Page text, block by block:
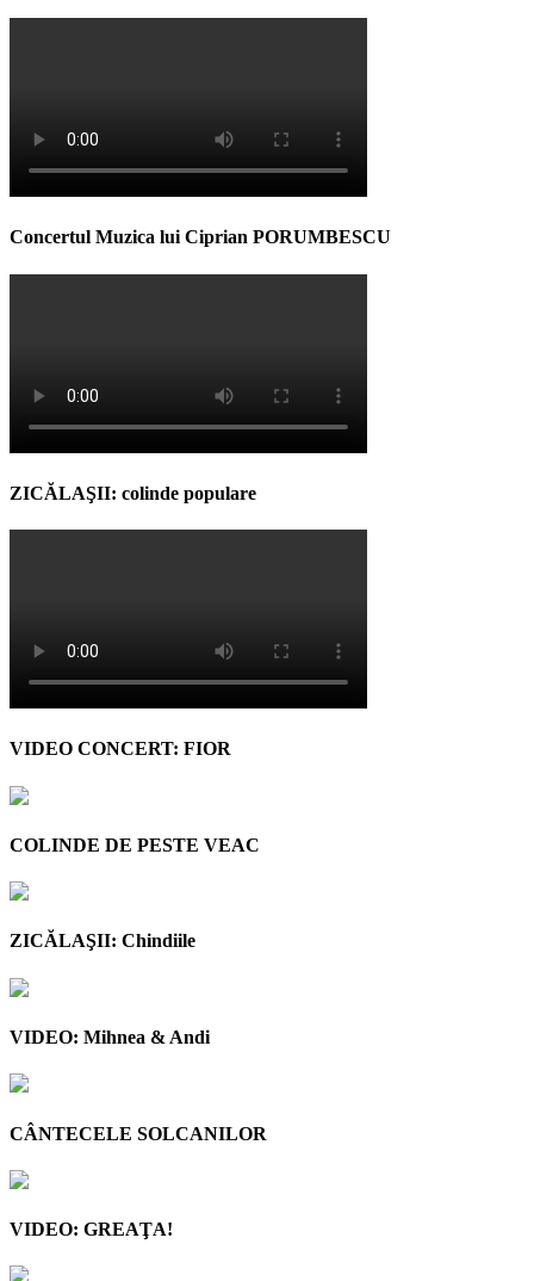
Concertul Muzica lui Ciprian PORUMBESCU
ZICĂLAŞII: colinde populare
VIDEO CONCERT: FIOR
COLINDE DE PESTE VEAC
ZICĂLAŞII: Chindiile
VIDEO: Mihnea & Andi
CÂNTECELE SOLCANILOR
VIDEO: GREAŢA!